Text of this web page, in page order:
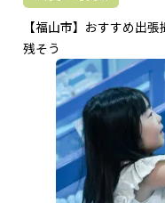
【福山市】おすすめ出
残そう